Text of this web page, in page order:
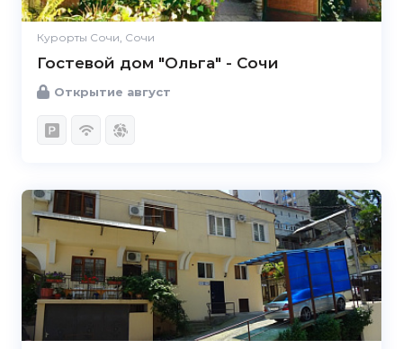
Курорты Сочи, Сочи
Гостевой дом "Ольга" - Сочи
Открытие август
5.0